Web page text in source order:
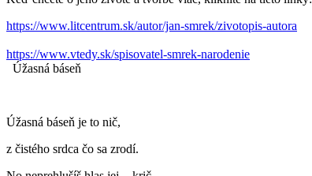
https://www.litcentrum.sk/autor/jan-smrek/zivotopis-autora
https://www.vtedy.sk/spisovatel-smrek-narodenie
Úžasná báseň
Úžasná báseň je to nič,
z čistého srdca čo sa zrodí.